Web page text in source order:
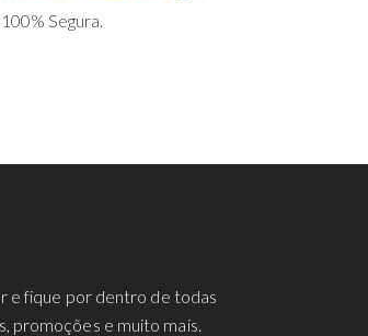
Segura.
e fique por dentro de todas
promoções e muito mais.